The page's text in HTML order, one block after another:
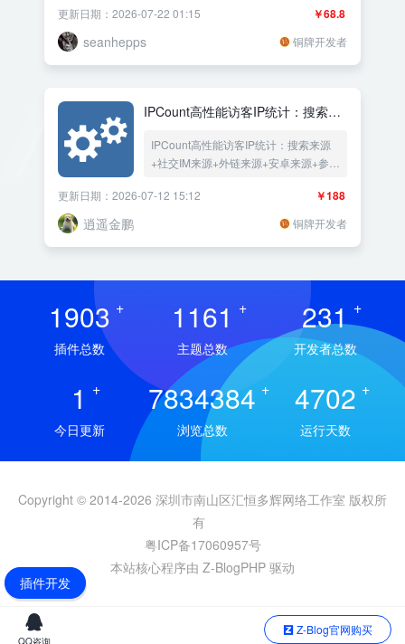
Z-Blog官网购买
QQ咨询
￥68.8
更新日期：2026-07-22 01:15
seanhepps 铜牌开发者
IPCount高性能访客IP统计：搜索来
+参数来源
IPCount高性能访客IP统计：搜索来源
+社交IM来源+外链来源+安卓来源+参数
￥188
更新日期：2026-07-12 15:12
逍遥金鹏 铜牌开发者
1903 +
插件总数
1161 +
主题总数
231 +
开发者总数
1 +
今日更新
7834384 +
浏览总数
4702 +
运行天数
Copyright © 2014-2026 深圳市南山区汇恒多辉网络工作室 版权所
有
粤ICP备17060957号
本站核心程序由 Z-BlogPHP 驱动
插件开发